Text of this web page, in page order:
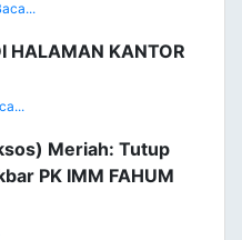
HALAMAN KANTOR
Meriah: Tutup
PK IMM FAHUM